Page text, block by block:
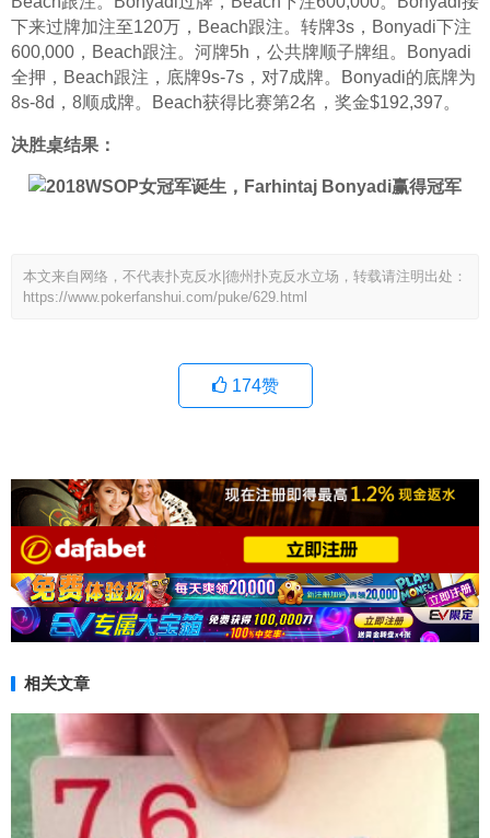
下来过牌加注至120万，Beach跟注。转牌3s，Bonyadi下注
600,000，Beach跟注。河牌5h，公共牌顺子牌组。Bonyadi
全押，Beach跟注，底牌9s-7s，对7成牌。Bonyadi的底牌为
8s-8d，8顺成牌。Beach获得比赛第2名，奖金$192,397。
决胜桌结果：
本文来自网络，不代表扑克反水|德州扑克反水立场，转载请注明出处：
https://www.pokerfanshui.com/puke/629.html
174赞
相关文章